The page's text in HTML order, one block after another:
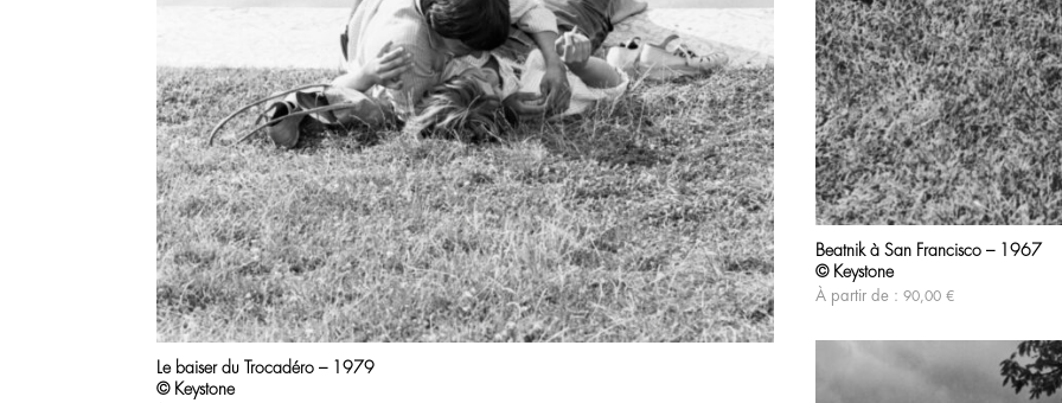
Le baiser du Trocadéro – 1979
© Keystone
Beatnik à San Francisco – 1967
© Keystone
À partir de : 90,00 €